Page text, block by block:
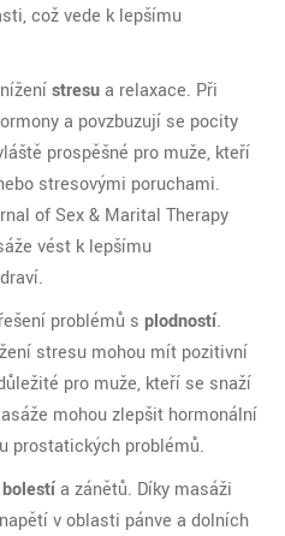
což vede k lepšímu
stresua relaxace. Při
a povzbuzují se pocity
prospěšné pro muže, kteří
stresovými poruchami.
of Sex & Marital Therapy
vést k lepšímu
problémů s plodností.
stresu mohou mít pozitivní
pro muže, kteří se snaží
mohou zlepšit hormonální
prostatických problémů.
bolestía zánětů. Díky masáži
v oblasti pánve a dolních